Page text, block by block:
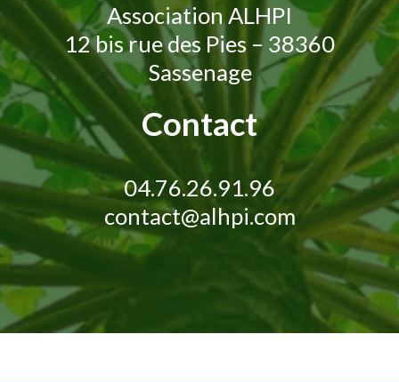
Association ALHPI
12 bis rue des Pies – 38360
Sassenage
Contact
04.76.26.91.96
contact@alhpi.com